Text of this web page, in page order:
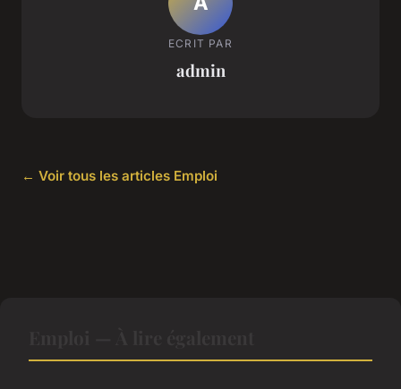
ECRIT PAR
admin
← Voir tous les articles Emploi